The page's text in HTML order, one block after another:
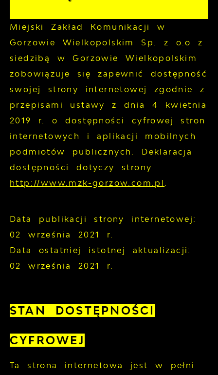
Miejski Zakład Komunikacji w
Gorzowie Wielkopolskim Sp. z o.o z
siedzibą w Gorzowie Wielkopolskim
zobowiązuje się zapewnić dostępność
swojej strony internetowej
zgodnie z
przepisami ustawy z dnia 4 kwietnia
2019 r. o dostępności cyfrowej stron
internetowych i aplikacji mobilnych
podmiotów publicznych. Deklaracja
dostępności dotyczy strony
http://www.mzk-gorzow.com.pl .
Data publikacji strony internetowej:
02 września 2021 r.
Data ostatniej istotnej aktualizacji:
02 września 2021 r.
STAN DOSTĘPNOŚCI
CYFROWEJ
Ta strona internetowa jest w pełni